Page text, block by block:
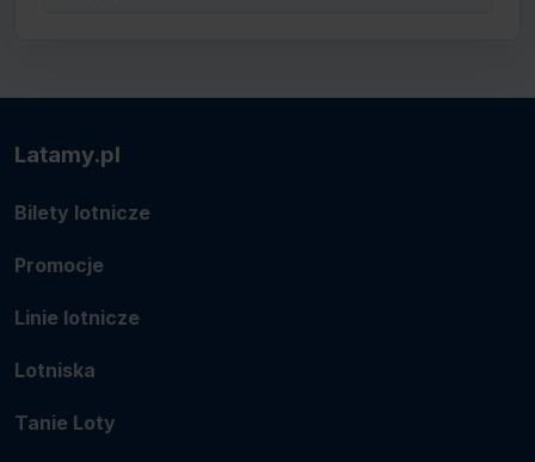
Latamy.pl
Bilety lotnicze
Promocje
Linie lotnicze
Lotniska
Tanie Loty